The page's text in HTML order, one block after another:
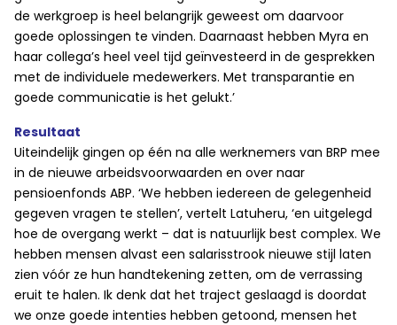
de werkgroep is heel belangrijk geweest om daarvoor
goede oplossingen te vinden. Daarnaast hebben Myra en
haar collega’s heel veel tijd geïnvesteerd in de gesprekken
met de individuele medewerkers. Met transparantie en
goede communicatie is het gelukt.’
Resultaat
Uiteindelijk gingen op één na alle werknemers van BRP mee
in de nieuwe arbeidsvoorwaarden en over naar
pensioenfonds ABP. ‘We hebben iedereen de gelegenheid
gegeven vragen te stellen’, vertelt Latuheru, ‘en uitgelegd
hoe de overgang werkt – dat is natuurlijk best complex. We
hebben mensen alvast een salarisstrook nieuwe stijl laten
zien vóór ze hun handtekening zetten, om de verrassing
eruit te halen. Ik denk dat het traject geslaagd is doordat
we onze goede intenties hebben getoond, mensen het